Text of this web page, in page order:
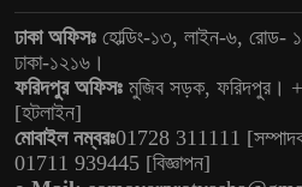
ঢাকা অফিসঃ হোল্ডিং-১৩, লাইন-৬, রোড-
ঢাকা-১২১৬।
ফরিদপুর অফিসঃ মুজিব সড়ক, ফরিদপুর।
[হটলাইন]
মোবাইল নম্বরঃ01728 311111
01711 939445 [বিজ্ঞাপন]